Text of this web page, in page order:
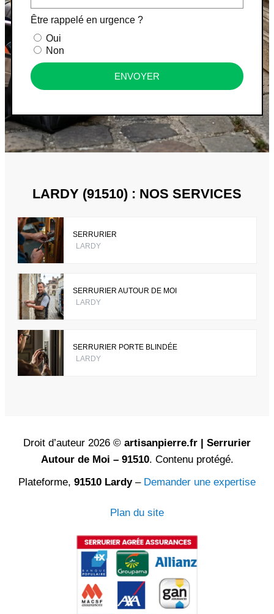
Être rappelé en urgence ?
Oui
Non
ENVOYER
LARDY (91510) : NOS SERVICES
SERRURIER
LARDY
SERRURIER AUTOUR DE MOI
LARDY
SERRURIER PORTE BLINDÉE
LARDY
Droit d’auteur 2026 © artisanpierre.fr | Serrurier
Autour de Moi – 91510. Contenu protégé.
Plateforme, 91510 Lardy– Demander une expertise
Plan du site